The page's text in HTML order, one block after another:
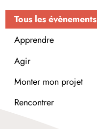
Tous les évènements
Apprendre
Agir
Monter mon projet
Rencontrer